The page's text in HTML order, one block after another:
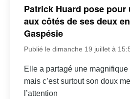
Patrick Huard pose pour
aux côtés de ses deux
Gaspésie
Publié le dimanche 19 juillet à
Elle a partagé une
mais c’est surtout son doux
l’attention